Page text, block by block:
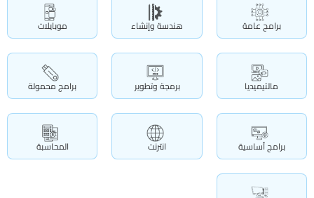
برامج عامة هندسة وإنشاء موبايلات
مالتيميديا برمجة وتطوير برامج محمولة
برامج أساسية انترنت المحاسبة